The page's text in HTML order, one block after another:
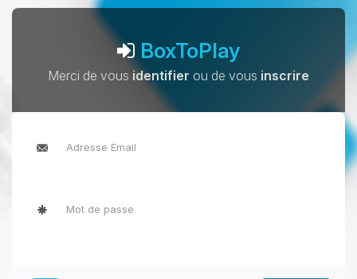
BoxToPlay
Merci de vous identifier ou de vous inscrire